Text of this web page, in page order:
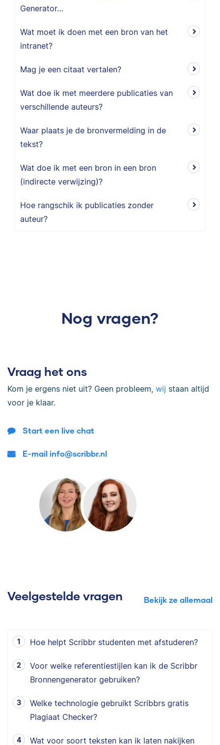
Generator…
Wat moet ik doen met een bron van het
intranet?
Mag je een citaat vertalen?
Wat doe ik met meerdere publicaties van
verschillende auteurs?
Waar plaats je de bronvermelding in de
tekst?
Wat doe ik met een bron in een bron
(indirecte verwijzing)?
Hoe rangschik ik publicaties zonder
auteur?
Nog vragen?
Vraag het ons
Kom je ergens niet uit? Geen probleem, wij staan altijd
voor je klaar.
Start een live chat
E-mail info@scribbr.nl
Veelgestelde vragen Bekijk ze allemaal
Hoe helpt Scribbr studenten met afstuderen?
Voor welke referentiestijlen kan ik de Scribbr
Bronnengenerator gebruiken?
Welke technologie gebruikt Scribbrs gratis
Plagiaat Checker?
Wat voor soort teksten kan ik laten nakijken